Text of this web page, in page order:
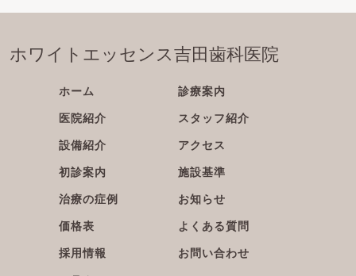
ホワイトエッセンス吉田歯科医院
ホーム
医院紹介
設備紹介
初診案内
診療案内
スタッフ紹介
アクセス
施設基準
治療の症例
価格表
採用情報
お知らせ
よくある質問
お問い合わせ